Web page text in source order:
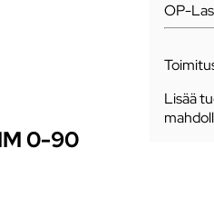
OP-
Lisää
0-90